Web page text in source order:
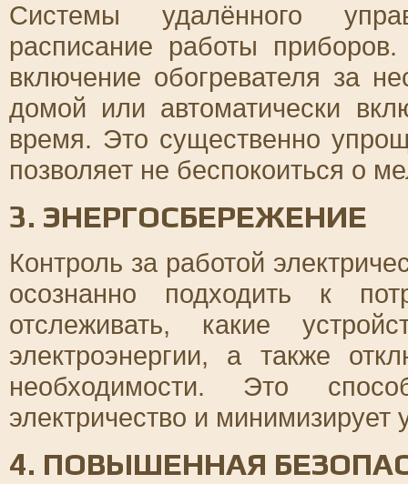
Системы удалённого
расписание работы
включение обогревателя за
домой или автоматически
время. Это существенно
позволяет не беспокоиться о
3. ЭНЕРГОСБЕРЕЖЕНИЕ
Контроль за работой
осознанно подходить к
отслеживать, какие
электроэнергии, а также
необходимости. Это
электричество и
4. ПОВЫШЕННАЯ